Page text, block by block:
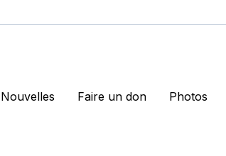
Nouvelles Faire un don Photos